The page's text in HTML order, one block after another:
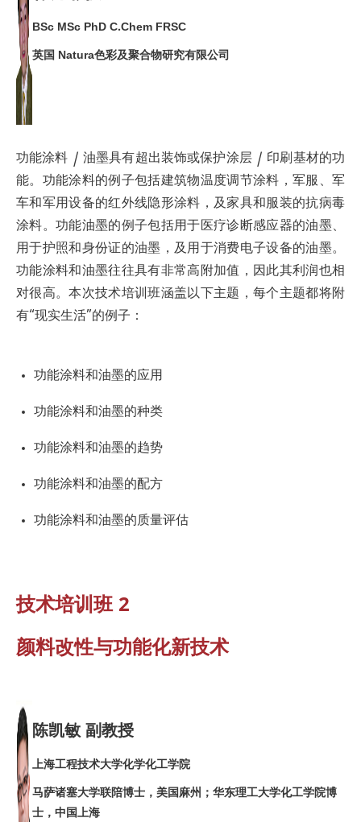
BSc MSc PhD C.Chem FRSC
英国 Natura色彩及聚合物研究有限公司
功能涂料 / 油墨具有超出装饰或保护涂层 / 印刷基材的功
能。功能涂料的例子包括建筑物温度调节涂料，军服、军
车和军用设备的红外线隐形涂料，及家具和服装的抗病毒
涂料。功能油墨的例子包括用于医疗诊断感应器的油墨、
用于护照和身份证的油墨，及用于消费电子设备的油墨。
功能涂料和油墨往往具有非常高附加值，因此其利润也相
对很高。本次技术培训班涵盖以下主题，每个主题都将附
有“现实生活”的例子：
功能涂料和油墨的应用
功能涂料和油墨的种类
功能涂料和油墨的趋势
功能涂料和油墨的配方
功能涂料和油墨的质量评估
技术培训班 2
颜料改性与功能化新技术
陈凯敏 副教授
上海工程技术大学化学化工学院
马萨诸塞大学联陪博士，美国麻州；华东理工大学化工学院博
士，中国上海